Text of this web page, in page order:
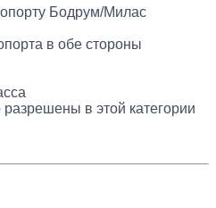
Бодрум/Милас
в обе стороны
в этой категории